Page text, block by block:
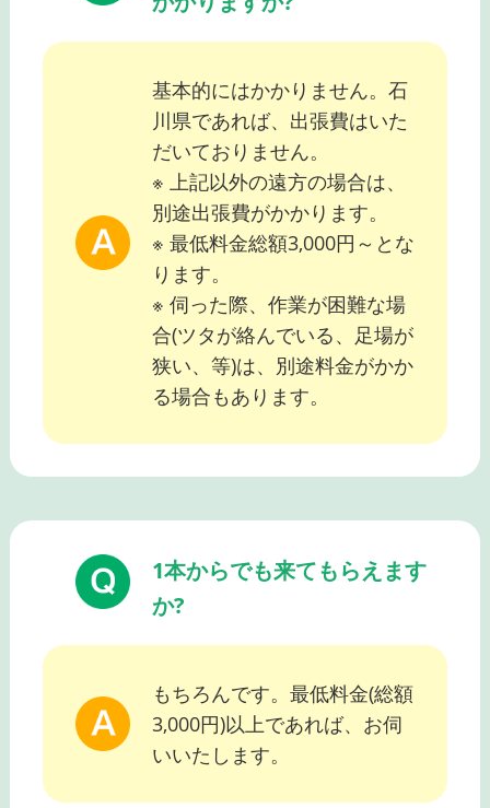
基本的にはかかりません。石
川県であれば、出張費はいた
だいておりません。
※ 上記以外の遠方の場合は、
別途出張費がかかります。
※ 最低料金総額3,000円～とな
ります。
※ 伺った際、作業が困難な場
合(ツタが絡んでいる、足場が
狭い、等)は、別途料金がかか
る場合もあります。
1本からでも来てもらえます
か?
もちろんです。最低料金(総額
3,000円)以上であれば、お伺
いいたします。